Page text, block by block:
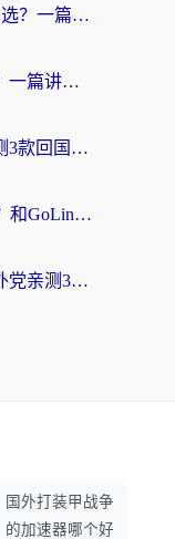
海外党必看：iOS翻墙回国怎么选？一篇搞定无缝访问国内资源
海外党纠结云极和畅回哪个好？一篇讲透回国加速器怎么选（附避坑指南）
穿梭和秒连哪个好？海外党亲测3款回国加速器，教你在国外正常浏览国内网站
海外党必看：云极VPN好用吗？和GoLinkVPN对比哪个回国效果更好？附真实体验指南
雷神手游和柠檬鲸好用吗？海外党亲测3款回国加速器，教你避开破解VPN坑
国外打装甲战争
的加速器哪个好